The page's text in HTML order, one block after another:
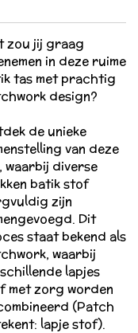
zou jij graag
in deze ruime
tas met prachtig
design?
de unieke
van deze
waarbij diverse
batik stof
zijn
Dit
staat bekend als
waarbij
lapjes
met zorg worden
(Patch
lapje stof).